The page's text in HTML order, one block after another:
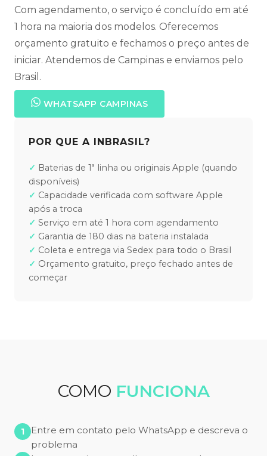
Com agendamento, o serviço é concluído em até
1 hora na maioria dos modelos. Oferecemos
orçamento gratuito e fechamos o preço antes de
iniciar. Atendemos de Campinas e enviamos pelo
Brasil.
WHATSAPP CAMPINAS
POR QUE A INBRASIL?
Baterias de 1ª linha ou originais Apple (quando
disponíveis)
Capacidade verificada com software Apple
após a troca
Serviço em até 1 hora com agendamento
Garantia de 180 dias na bateria instalada
Coleta e entrega via Sedex para todo o Brasil
Orçamento gratuito, preço fechado antes de
começar
COMO FUNCIONA
Entre em contato pelo WhatsApp e descreva o
problema